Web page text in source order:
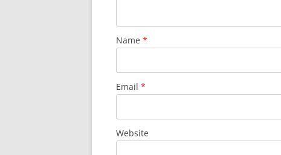
Name *
Email *
Website